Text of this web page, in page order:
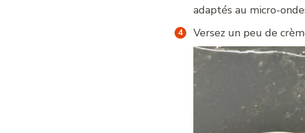
adaptés au micro-
Versez un peu de